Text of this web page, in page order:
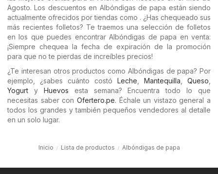
Agosto. Los descuentos en Albóndigas de papa están siendo
actualmente ofrecidos por tiendas como . ¿Has chequeado sus
más recientes folletos? Te traemos una selección de folletos
en los que puedes encontrar Albóndigas de papa en venta:
¡Siempre chequea la fecha de expiración de la promoción
para que no te pierdas de increíbles precios!
¿Te interesan otros productos como Albóndigas de papa? Por
ejemplo, ¿sabes cuánto costó Leche Mantequilla Queso
Yogurt y Huevos esta semana? Encuentra todo lo que
necesitas saber con Ofertero.pe. Échale un vistazo general a
todos los grandes y también pequeños vendedores al detalle
en un solo lugar.
Inicio Lista de productos Albóndigas de papa